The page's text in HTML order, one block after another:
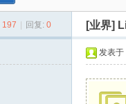
› ›
197 回复: 0 [业界]
发表